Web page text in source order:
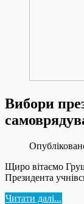
Вибори
Щиро вітаємо
Президента
Читати далі...